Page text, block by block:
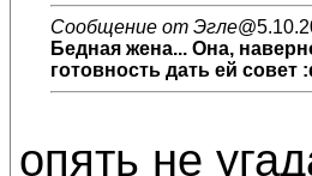
Сообщение от Эгле
Бедная жена... Она,
готовность дать ей совет
опять не